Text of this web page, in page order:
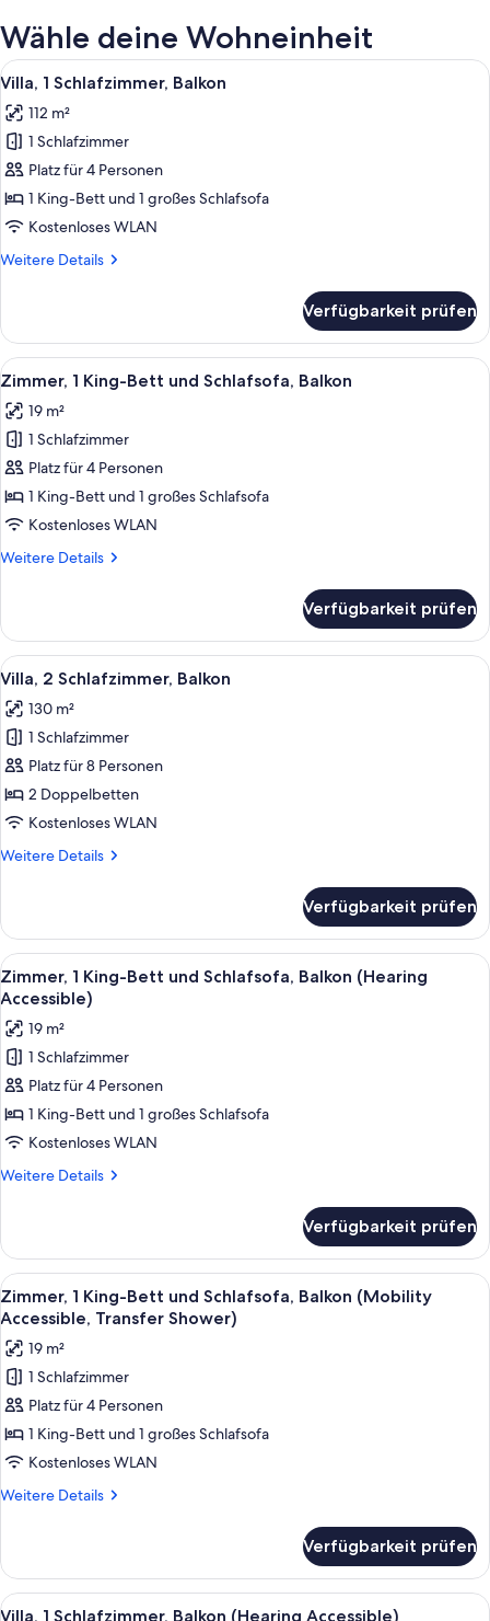
Palm
Springs
Wähle deine Wohneinheit
Alle
Fotos
für
Villa,
1
Schlafzimmer,
Balkon
Ein modernes Hotelzimmer mit
7
Villa, 1 Schlafzimmer, Balkon
112 m²
1 Schlafzimmer
Platz für 4 Personen
1 King-Bett und 1 großes Schlafsofa
Kostenloses WLAN
Weitere Details
Weitere
1
Schlafzimmer,
Balkon
Verfügbarkeit prüfen
Alle
Fotos
für
Zimmer,
1 King-
Bett
und
Balkon
Ein Hotelzimmer mit einem großen
3
Zimmer, 1 King-Bett und Schlafsofa, Balkon
19 m²
1 Schlafzimmer
Platz für 4 Personen
1 King-Bett und 1 großes Schlafsofa
Kostenloses WLAN
Weitere Details
Weitere
1 King-
Bett
und
Balkon
Verfügbarkeit prüfen
Alle
Fotos
für
Villa,
2 Schlafzimmer,
Balkon
anzeigen
Ein modernes Hotelzimmer mit
10
Villa, 2 Schlafzimmer, Balkon
130 m²
1 Schlafzimmer
Platz für 8 Personen
2 Doppelbetten
Kostenloses WLAN
Weitere Details
Weitere
2 Schlafzimmer,
Balkon
Verfügbarkeit prüfen
Alle
Fotos
für
Zimmer,
1 King-
Bett
und
Schlafsofa,
Balkon
anzeigen
Ein Hotelzimmer mit einem großen
3
Zimmer, 1 King-Bett und Schlafsofa, Balkon (Hearing
Accessible)
19 m²
1 Schlafzimmer
Platz für 4 Personen
1 King-Bett und 1 großes Schlafsofa
Kostenloses WLAN
Weitere Details
Weitere
1 King-
Bett
und
Schlafsofa,
(Hearing
Accessible)
Verfügbarkeit prüfen
Alle
Fotos
für
Zimmer,
1 King-
Bett
und
Schlafsofa,
Balkon
Transfer
Shower)
anzeigen
Ein Hotelzimmer mit einem großen
3
Zimmer, 1 King-Bett und Schlafsofa, Balkon (Mobility
Accessible, Transfer Shower)
19 m²
1 Schlafzimmer
Platz für 4 Personen
1 King-Bett und 1 großes Schlafsofa
Kostenloses WLAN
Weitere Details
Weitere
1 King-
Bett
und
Verfügbarkeit prüfen
Alle
Ein modernes Hotelzimmer mit
7
Villa, 1 Schlafzimmer, Balkon (Hearing Accessible)